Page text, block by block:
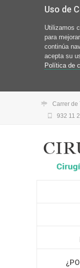
Uso de
Utilizamos
para
continúa
acepta su
Política de
Carrer de
932 11